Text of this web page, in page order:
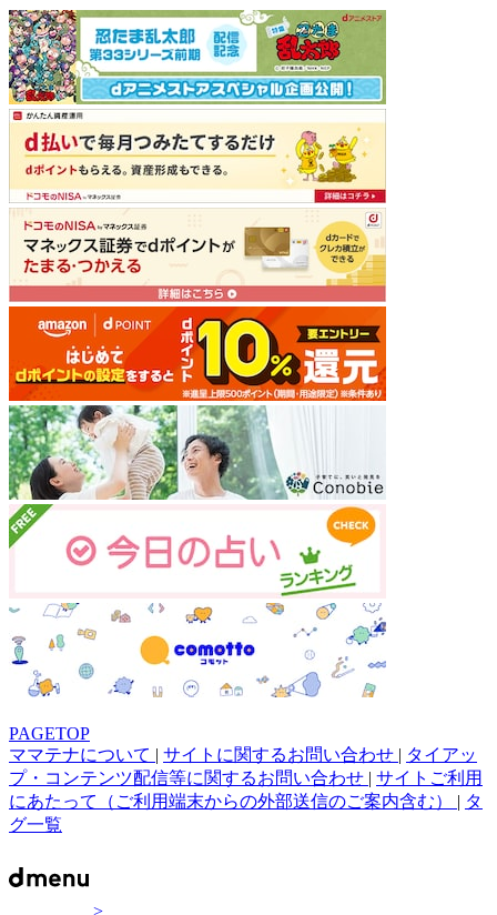
PAGETOP
ママテナについて | サイトに関するお問い合わせ | タイアッ
プ・コンテンツ配信等に関するお問い合わせ | サイトご利用
にあたって（ご利用端末からの外部送信のご案内含む） | タ
グ一覧
>